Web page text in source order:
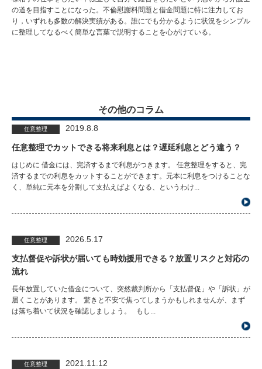
の道を目指すことになった。不倫慰謝料問題と借金問題に特に注力してお
り，いずれも多数の解決実績がある。誰にでも分かるように状況をシンプル
に整理してなるべく簡単な言葉で説明することを心がけている。
その他のコラム
任意整理 2019.8.8
任意整理でカットできる将来利息とは？遅延利息とどう違う？
はじめに 借金には、完済するまで利息がつきます。 任意整理をすると、完
済するまでの利息をカットすることができます。元本に利息をつけることな
く、単純に元本を分割して支払えばよくなる、というわけ...
任意整理 2026.5.17
支払督促や訴状が届いても時効援用できる？放置リスクと対応の
流れ
長年放置していた借金について、突然裁判所から「支払督促」や「訴状」が
届くことがあります。 驚きと不安で焦ってしまうかもしれませんが、まず
は落ち着いて状況を確認しましょう。 もし...
任意整理 2021.11.12